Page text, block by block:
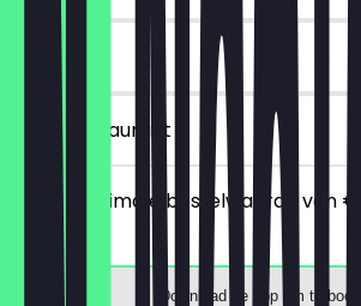
90 dagen
in het restaurant
Bij een minimale bestelwaarde van
korting.
Download de app om te